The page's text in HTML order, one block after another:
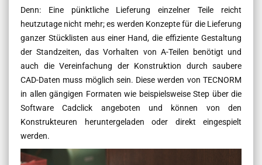
Denn: Eine pünktliche Lieferung einzelner Teile reicht
heutzutage nicht mehr; es werden Konzepte für die Lieferung
ganzer Stücklisten aus einer Hand, die effiziente Gestaltung
der Standzeiten, das Vorhalten von A-Teilen benötigt und
auch die Vereinfachung der Konstruktion durch saubere
CAD-Daten muss möglich sein. Diese werden von TECNORM
in allen gängigen Formaten wie beispielsweise Step über die
Software Cadclick angeboten und können von den
Konstrukteuren heruntergeladen oder direkt eingespielt
werden.